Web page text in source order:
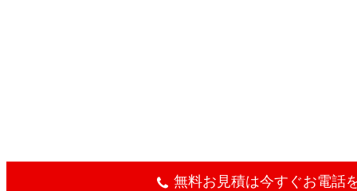
無料お見積は今すぐお電話